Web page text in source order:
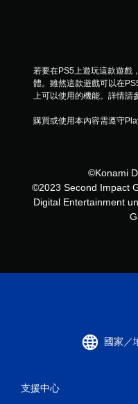
若要在PS5上遊玩這款遊戲
體。雖然這款遊戲可以在
上可以使用的機能。詳情請
購買或使用本內容需遵守
©Konami
©2023 Second Impact
Digital Entertainment
國家／
支援中心